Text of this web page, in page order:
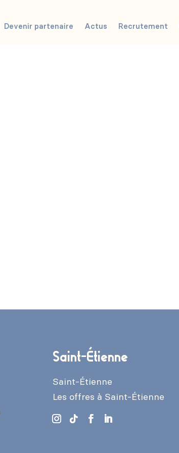
Devenir partenaire Actus Recrutement
Saint-Étienne
Saint-Étienne
Les offres à Saint-Étienne